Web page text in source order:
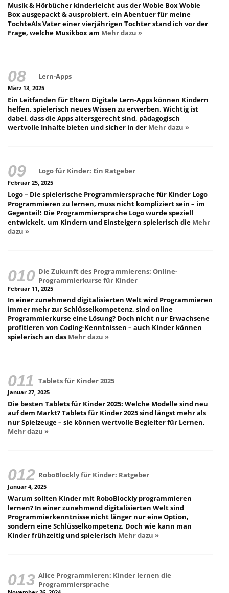
Musik & Hörbücher kinderleicht aus der Wobie Box Wobie
Box ausgepackt & ausprobiert, ein Abentuer für meine
TochteAls Vater einer vierjährigen Tochter stand ich vor der
Frage, welche Musikbox am Mehr dazu »
Lern-Apps
März 13, 2025
Ein Leitfanden für Eltern Digitale Lern-Apps können Kindern
helfen, spielerisch neues Wissen zu erwerben. Wichtig ist
dabei, dass die Apps altersgerecht sind, pädagogisch
wertvolle Inhalte bieten und sicher in der Mehr dazu »
Logo für Kinder: Ein Ratgeber
Februar 25, 2025
Logo – Die spielerische Programmiersprache für Kinder Logo
Programmieren zu lernen, muss nicht kompliziert sein – im
Gegenteil! Die Programmiersprache Logo wurde speziell
entwickelt, um Kindern und Einsteigern spielerisch die Mehr
dazu »
Die Zukunft des Programmierens: Online-
Programmierkurse für Kinder
Februar 11, 2025
In einer zunehmend digitalisierten Welt wird Programmieren
immer mehr zur Schlüsselkompetenz, sind online
Programmierkurse eine Lösung? Doch nicht nur Erwachsene
profitieren von Coding-Kenntnissen – auch Kinder können
spielerisch an das Mehr dazu »
Tablets für Kinder 2025
Januar 27, 2025
Die besten Tablets für Kinder 2025: Welche Modelle sind neu
auf dem Markt? Tablets für Kinder 2025 sind längst mehr als
nur Spielzeuge – sie können wertvolle Begleiter für Lernen,
Mehr dazu »
RoboBlockly für Kinder: Ratgeber
Januar 4, 2025
Warum sollten Kinder mit RoboBlockly programmieren
lernen? In einer zunehmend digitalisierten Welt sind
Programmierkenntnisse nicht länger nur eine Option,
sondern eine Schlüsselkompetenz. Doch wie kann man
Kinder frühzeitig und spielerisch Mehr dazu »
Alice Programmieren: Kinder lernen die
Programmiersprache